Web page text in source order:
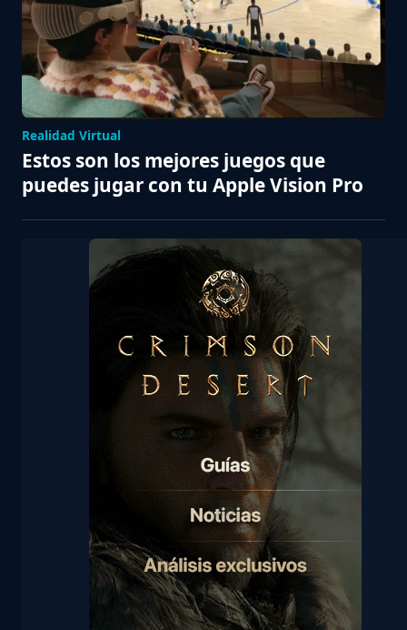
Realidad Virtual
Estos son los mejores juegos que
puedes jugar con tu Apple Vision Pro